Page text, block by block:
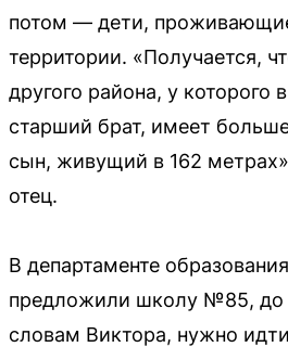
потом — дети,
территории. «Получается,
другого района, у которого
старший брат, имеет
сын, живущий в 162
отец.
В департаменте
предложили школу №85, до
словам Виктора, нужно